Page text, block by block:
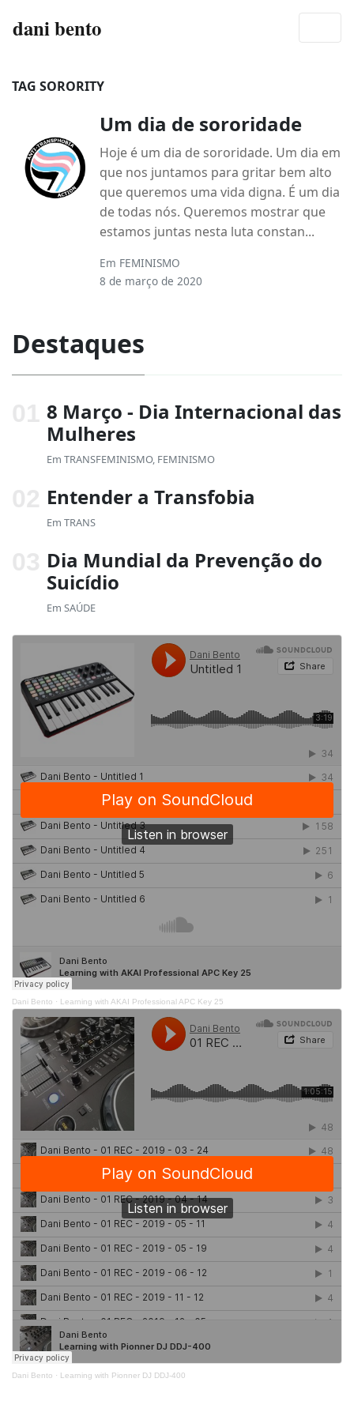
dani bento
TAG SORORITY
Um dia de sororidade
Hoje é um dia de sororidade. Um dia em
que nos juntamos para gritar bem alto
que queremos uma vida digna. É um dia
de todas nós. Queremos mostrar que
estamos juntas nesta luta constan...
Em FEMINISMO
8 de março de 2020
Destaques
8 Março - Dia Internacional das
Mulheres
Em TRANSFEMINISMO, FEMINISMO
Entender a Transfobia
Em TRANS
Dia Mundial da Prevenção do
Suicídio
Em SAÚDE
Dani Bento · Learning with AKAI Professional APC Key 25
Dani Bento · Learning with Pionner DJ DDJ-400